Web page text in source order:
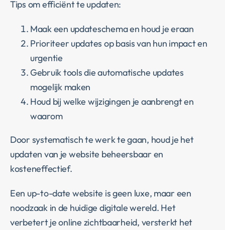
Tips om efficiënt te updaten:
Maak een updateschema en houd je eraan
Prioriteer updates op basis van hun impact en
urgentie
Gebruik tools die automatische updates
mogelijk maken
Houd bij welke wijzigingen je aanbrengt en
waarom
Door systematisch te werk te gaan, houd je het
updaten van je website beheersbaar en
kosteneffectief.
Een up-to-date website is geen luxe, maar een
noodzaak in de huidige digitale wereld. Het
verbetert je online zichtbaarheid, versterkt het